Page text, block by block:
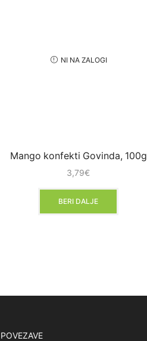
NI NA ZALOGI
Mango konfekti Govinda, 100g
3,79€
BERI DALJE
POVEZAVE